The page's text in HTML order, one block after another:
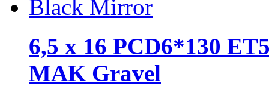
6,5 x 16 PCD6*130
MAK Gravel